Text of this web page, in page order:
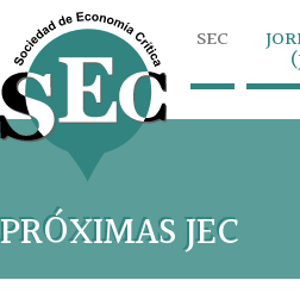
SEC
PRÓXIMAS JEC